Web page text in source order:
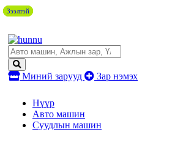
Миний зарууд Зар нэмэх
Нүүр
Авто машин
Суудлын машин
Зээлтэй
Зээлтэй
Зээлтэй
Зээлтэй